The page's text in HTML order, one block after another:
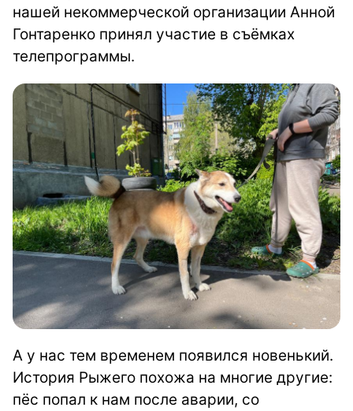
нашей некоммерческой организации Анной
Гонтаренко принял участие в съёмках
телепрограммы.
А у нас тем временем появился новенький.
История Рыжего похожа на многие другие:
пёс попал к нам после аварии, со